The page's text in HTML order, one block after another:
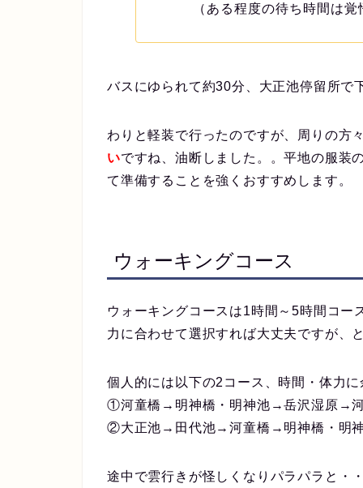
（ある程度の待ち時間は
バスにゆられて約30分、大正池停留所で
わりと軽装で行ったのですが、周りの方
いですね、油断しました。。平地の服装
て準備することを強くおすすめします。
ウォーキングコース
ウォーキングコースは1時間～5時間コ
力に合わせて選択すれば大丈夫ですが、
個人的には以下の2コース、時間・体力
①河童橋→明神橋・明神池→岳沢湿原→
②大正池→田代池→河童橋→明神橋・明
途中で雲行きが怪しくなりパラパラと・